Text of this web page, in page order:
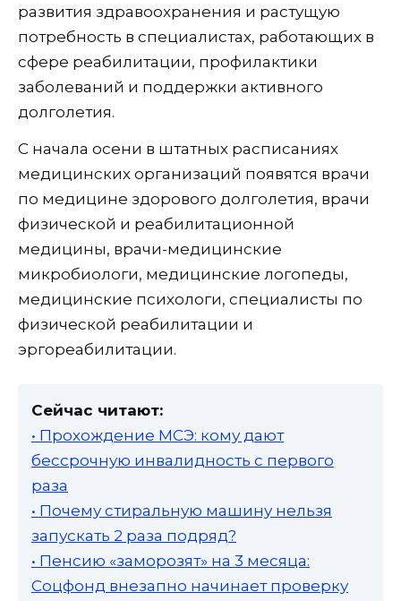
развития здравоохранения и растущую
потребность в специалистах, работающих в
сфере реабилитации, профилактики
заболеваний и поддержки активного
долголетия.
С начала осени в штатных расписаниях
медицинских организаций появятся врачи
по медицине здорового долголетия, врачи
физической и реабилитационной
медицины, врачи-медицинские
микробиологи, медицинские логопеды,
медицинские психологи, специалисты по
физической реабилитации и
эргореабилитации.
Сейчас читают:
• Прохождение МСЭ: кому дают
бессрочную инвалидность с первого
раза
• Почему стиральную машину нельзя
запускать 2 раза подряд?
• Пенсию «заморозят» на 3 месяца:
Соцфонд внезапно начинает проверку